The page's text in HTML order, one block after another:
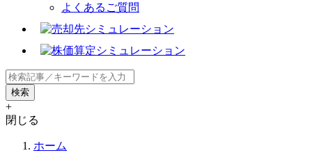
よくあるご質問
+
閉じる
ホーム